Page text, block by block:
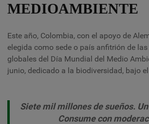
MEDIOAMBIENTE
Este año, Colombia, con el apoyo de
elegida como sede o país anfitrión de
globales del Día Mundial del Medio
junio, dedicado a la biodiversidad, bajo
Siete mil millones de sueños.
Consume con